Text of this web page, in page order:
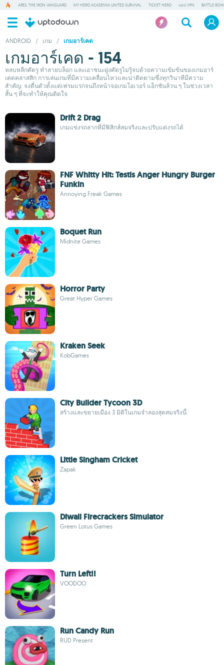
ARES: THE IRON VANGUARD MY HERO ACADEMIA UNITED SURVIVAL TICKET HERO แอป VPN BATTLE
ANDROID / เกม / เกมอาร์เคด
เกมอาร์เคด - 154
หลบหลีกศัตรู ทำลายบล็อก และเอาชนะฝูงศัตรูไม่รู้จบด้วยความเข้มข้นของเกมอาร์
เคดคลาสสิก การเล่นเกมที่มีความเคลื่อนไหวและน่าติดตามซึ่งทุกวินาทีมีความ
สำคัญ: จงตื่นตัวตั้งแต่เฟรมแรกจนถึงหน้าจอเกมโอเวอร์ แอ็กชันล้วน ๆ ในช่วงเวลา
สั้น ๆ ที่จะทำให้คุณติดใจ
Drift 2 Drag
เกมแข่งรถลากที่มีฟิสิกส์สมจริงและปรับแต่งรถได้
FNF Whitty Hit: Testis Anger Hungry Burger
Funkin
Annoying Freak Games
Boquet Run
Midnite Games
Horror Party
Great Hyper Games
Kraken Seek
KobGames
City Builder Tycoon 3D
สร้างและขยายเมือง 3 มิติในเกมจำลองสุดสมจริงนี้
Little Singham Cricket
Zapak
Diwali Firecrackers Simulator
Green Lotus Games
Turn Left!!
VOODOO
Run Candy Run
RUD Present